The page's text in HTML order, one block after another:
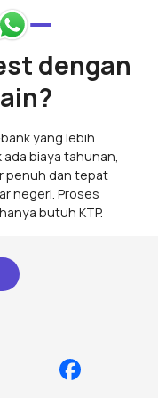
dengan
yang lebih
biaya tahunan,
penuh dan tepat
negeri. Proses
butuh KTP.